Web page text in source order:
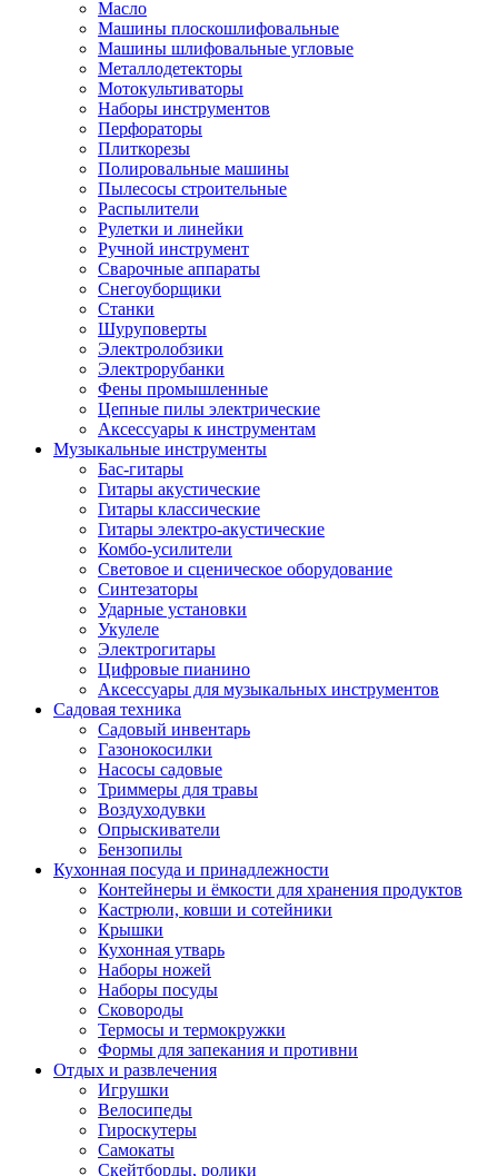
Масло
Машины плоскошлифовальные
Машины шлифовальные угловые
Металлодетекторы
Мотокультиваторы
Наборы инструментов
Перфораторы
Плиткорезы
Полировальные машины
Пылесосы строительные
Распылители
Рулетки и линейки
Ручной инструмент
Сварочные аппараты
Снегоуборщики
Станки
Шуруповерты
Электролобзики
Электрорубанки
Фены промышленные
Цепные пилы электрические
Аксессуары к инструментам
Музыкальные инструменты
Бас-гитары
Гитары акустические
Гитары классические
Гитары электро-акустические
Комбо-усилители
Световое и сценическое оборудование
Синтезаторы
Ударные установки
Укулеле
Электрогитары
Цифровые пианино
Аксессуары для музыкальных инструментов
Садовая техника
Садовый инвентарь
Газонокосилки
Насосы садовые
Триммеры для травы
Воздуходувки
Опрыскиватели
Бензопилы
Кухонная посуда и принадлежности
Контейнеры и ёмкости для хранения продуктов
Кастрюли, ковши и сотейники
Крышки
Кухонная утварь
Наборы ножей
Наборы посуды
Сковороды
Термосы и термокружки
Формы для запекания и противни
Отдых и развлечения
Игрушки
Велосипеды
Гироскутеры
Самокаты
Скейтборды, ролики